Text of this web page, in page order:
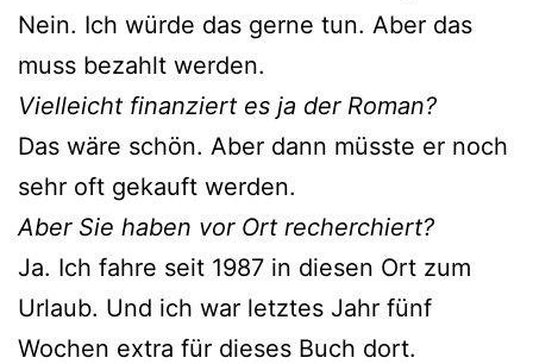
Nein. Ich würde das gerne tun. Aber das
muss bezahlt werden.
Vielleicht finanziert es ja der Roman?
Das wäre schön. Aber dann müsste er noch
sehr oft gekauft werden.
Aber Sie haben vor Ort recherchiert?
Ja. Ich fahre seit 1987 in diesen Ort zum
Urlaub. Und ich war letztes Jahr fünf
Wochen extra für dieses Buch dort.